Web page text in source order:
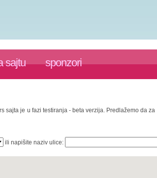
sajtu sponzori
sajta je u fazi testiranja - beta verzija. Predlažemo da
ili napišite naziv ulice: